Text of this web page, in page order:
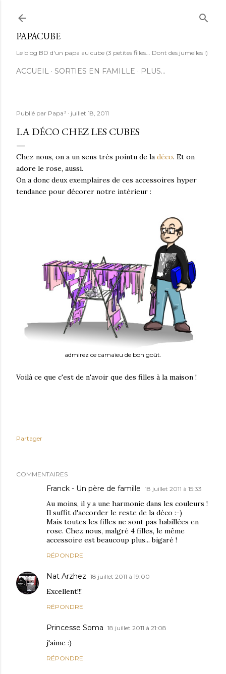
PAPACUBE
Le blog BD d'un papa au cube (3 petites filles... Dont des jumelles !)
ACCUEIL SORTIES EN FAMILLE PLUS…
Publié par Papa³ juillet 18, 2011
LA DÉCO CHEZ LES CUBES
Chez nous, on a un sens très pointu de la déco. Et on
adore le rose, aussi.
On a donc deux exemplaires de ces accessoires hyper
tendance pour décorer notre intérieur :
admirez ce camaïeu de bon goût.
Voilà ce que c'est de n'avoir que des filles à la maison !
Partager
COMMENTAIRES
Franck - Un père de famille 18 juillet 2011 à 15:33
Au moins, il y a une harmonie dans les couleurs !
Il suffit d'accorder le reste de la déco :-)
Mais toutes les filles ne sont pas habillées en
rose. Chez nous, malgré 4 filles, le même
accessoire est beaucoup plus... bigaré !
RÉPONDRE
Nat Arzhez 18 juillet 2011 à 19:00
Excellent!!!
RÉPONDRE
Princesse Soma 18 juillet 2011 à 21:08
j'aime :)
RÉPONDRE